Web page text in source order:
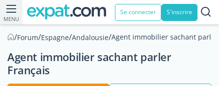
MENU
Se connecter S'inscrire
/Forum/Espagne/Andalousie/Agent immobilier sachant parler
Agent immobilier sachant parler
Français